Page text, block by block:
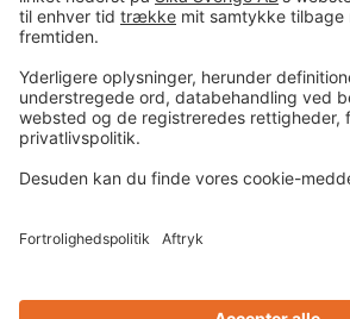
Imprint
Almindelige salgs- og
leveringsbetingelser
Juridisk meddelelse
Privacy-Portal